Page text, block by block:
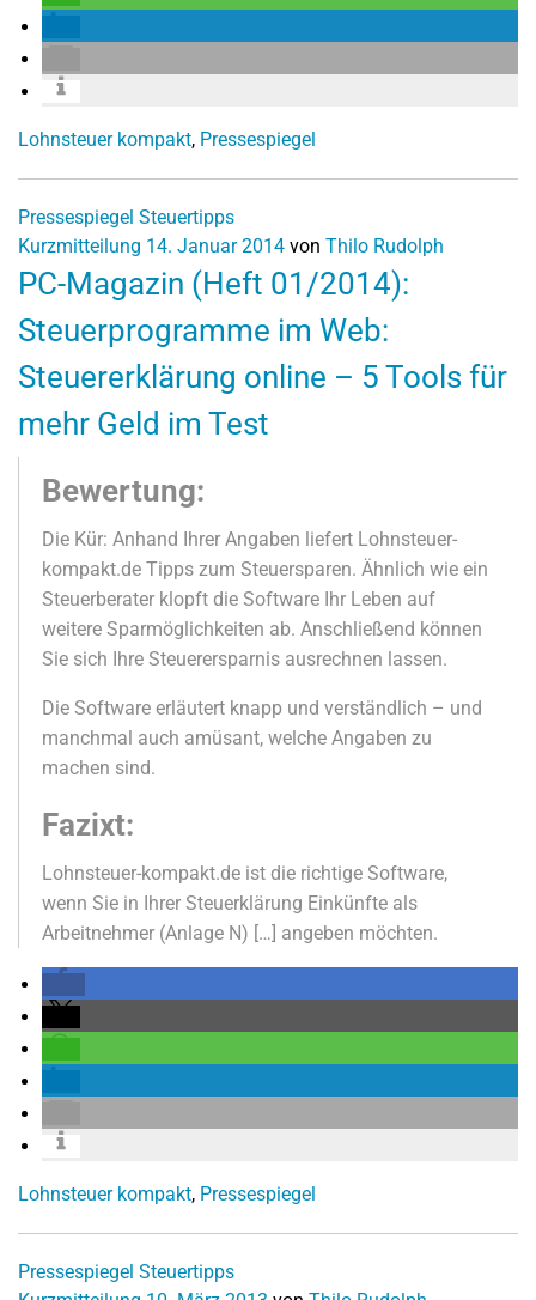
Lohnsteuer kompakt, Pressespiegel
Pressespiegel Steuertipps
Kurzmitteilung 14. Januar 2014 von Thilo Rudolph
PC-Magazin (Heft 01/2014):
Steuerprogramme im Web:
Steuererklärung online – 5 Tools für
mehr Geld im Test
Bewertung:
Die Kür: Anhand Ihrer Angaben liefert Lohnsteuer-
kompakt.de Tipps zum Steuersparen. Ähnlich wie ein
Steuerberater klopft die Software Ihr Leben auf
weitere Sparmöglichkeiten ab. Anschließend können
Sie sich Ihre Steuerersparnis ausrechnen lassen.
Die Software erläutert knapp und verständlich – und
manchmal auch amüsant, welche Angaben zu
machen sind.
Fazixt:
Lohnsteuer-kompakt.de ist die richtige Software,
wenn Sie in Ihrer Steuerklärung Einkünfte als
Arbeitnehmer (Anlage N) […] angeben möchten.
Lohnsteuer kompakt, Pressespiegel
Pressespiegel Steuertipps